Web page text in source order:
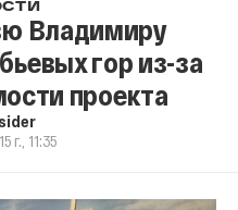
Владимиру
гор из-за
проекта
г., 11:35